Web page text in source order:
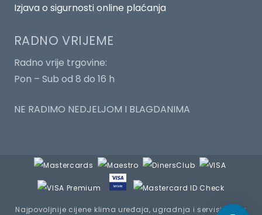
Izjava o sigurnosti online plaćanja
RADNO VRIJEME
Radno vrije trgovine:
Pon – Sub od 8 do 16 h
NE RADIMO NEDJELJOM I BLAGDANIMA
Najpovoljnije cijene klima uređaja, ugradnja i servisiranje :